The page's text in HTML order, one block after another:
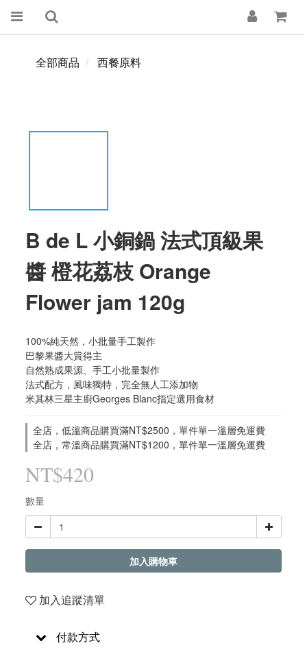
全部商品 西餐原料
B de L 小銅鍋 法式頂級果
醬 橙花荔枝 Orange
Flower jam 120g
100%純天然，小批量手工製作
巴黎果醬大賞得主
自然熟成果源、手工小批量製作
法式配方，風味獨特，完全無人工添加物
米其林三星主廚Georges Blanc指定選用食材
全店，低溫商品購買滿NT$2500，單件單一溫層免運費
全店，常溫商品購買滿NT$1200，單件單一溫層免運費
NT$420
數量
加入購物車
加入追蹤清單
付款方式